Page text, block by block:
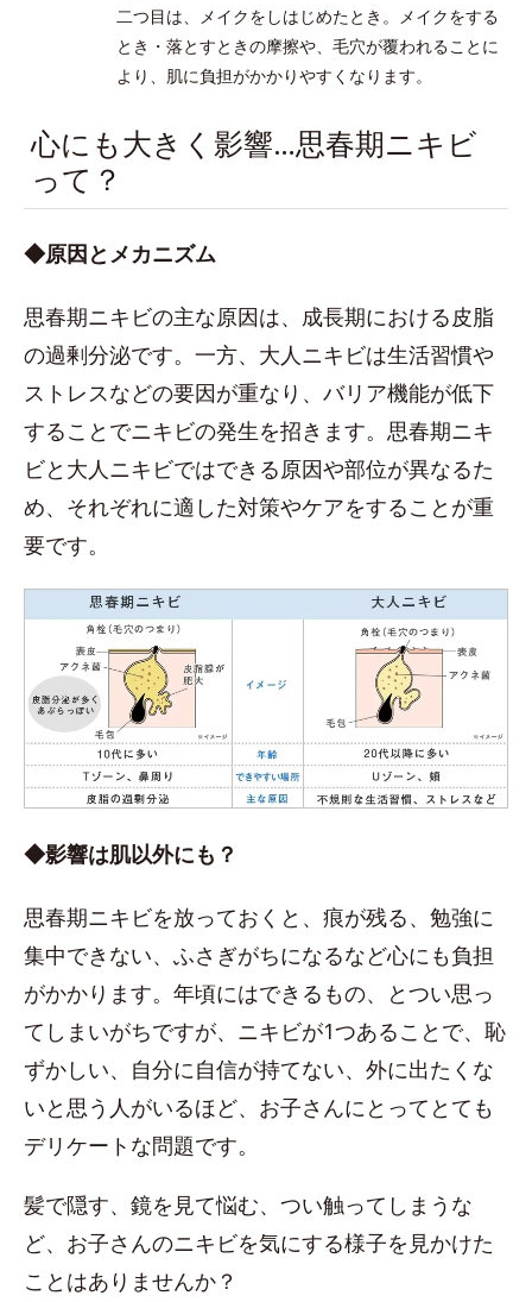
二つ目は、メイクをしはじめたとき。メイクをする
とき・落とすときの摩擦や、毛穴が覆われることに
より、肌に負担がかかりやすくなります。
心にも大きく影響…思春期ニキビ
って？
◆原因とメカニズム
思春期ニキビの主な原因は、成長期における皮脂
の過剰分泌です。一方、大人ニキビは生活習慣や
ストレスなどの要因が重なり、バリア機能が低下
することでニキビの発生を招きます。思春期ニキ
ビと大人ニキビではできる原因や部位が異なるた
め、それぞれに適した対策やケアをすることが重
要です。
◆影響は肌以外にも？
思春期ニキビを放っておくと、痕が残る、勉強に
集中できない、ふさぎがちになるなど心にも負担
がかかります。年頃にはできるもの、とつい思っ
てしまいがちですが、ニキビが1つあることで、恥
ずかしい、自分に自信が持てない、外に出たくな
いと思う人がいるほど、お子さんにとってとても
デリケートな問題です。
髪で隠す、鏡を見て悩む、つい触ってしまうな
ど、お子さんのニキビを気にする様子を見かけた
ことはありませんか？